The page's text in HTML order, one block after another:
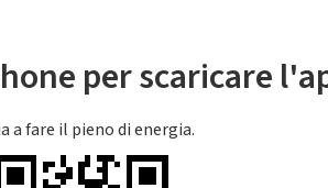
per scaricare
a fare il pieno di energia.